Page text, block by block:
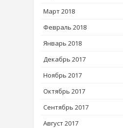
Март 2018
Февраль 2018
Январь 2018
Декабрь 2017
Ноябрь 2017
Октябрь 2017
Сентябрь 2017
Август 2017